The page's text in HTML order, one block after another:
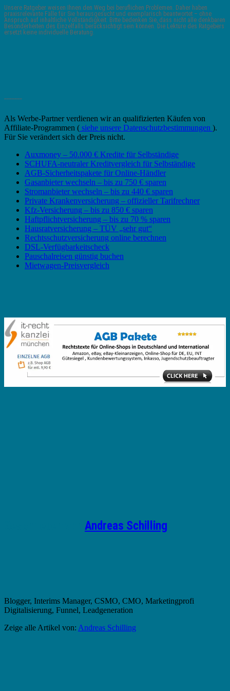
Unsere Ratgeber weisen Ihnen den Weg bei beruflichen Problemen. Daher haben
praxisrelevante Fälle für Sie herausgesucht und exemplarisch beantwortet – ohne
Anspruch auf inhaltliche Vollständigkeit. Bitte bedenken Sie, dass nicht alle denkbaren
Besonderheiten des Einzelfalls berücksichtigt sein können. Die Lektüre des Ratgebers
ersetzt keine individuelle Beratung.
Als Werbe-Partner verdienen wir an qualifizierten Käufen von
Affiliate-Programmen ( siehe unsere Datenschutzbestimmungen ).
Für Sie verändert sich der Preis nicht.
Auxmoney – 50.000 € Kredite für Selbständige
SCHUFA-neutraler Kreditvergleich für Selbständige
AGB-Sicherheitspakete für Online-Händler
Gasanbieter wechseln – bis zu 750 € sparen
Stromanbieter wechseln – bis zu 440 € sparen
Private Krankenversicherung – offizieller Tarifrechner
Kfz-Versicherung – bis zu 850 € sparen
Haftpflichtversicherung – bis zu 70 % sparen
Hausratversicherung – TÜV „sehr gut“
Rechtsschutzversicherung online berechnen
DSL-Verfügbarkeitscheck
Pauschalreisen günstig buchen
Mietwagen-Preisvergleich
Andreas Schilling
Blogger, Interims Manager, CSMO, CMO, Marketingprofi
Digitalisierung, Funnel, Leadgeneration
Zeige alle Artikel von: Andreas Schilling